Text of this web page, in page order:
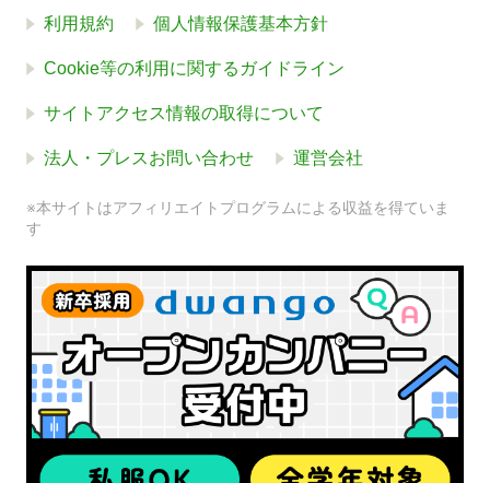
利用規約 個人情報保護基本方針
Cookie等の利用に関するガイドライン
サイトアクセス情報の取得について
法人・プレスお問い合わせ 運営会社
※本サイトはアフィリエイトプログラムによる収益を得ていま
す